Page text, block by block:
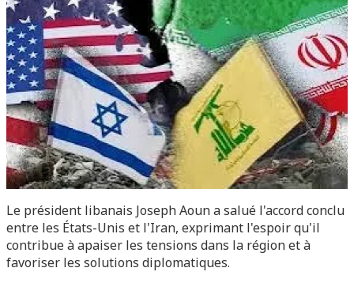
Le président libanais Joseph Aoun a salué l'accord conclu
entre les États-Unis et l'Iran, exprimant l'espoir qu'il
contribue à apaiser les tensions dans la région et à
favoriser les solutions diplomatiques.